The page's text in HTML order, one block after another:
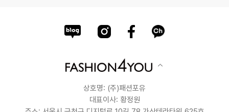
상호명: (주)패션포유
대표이사: 황정원